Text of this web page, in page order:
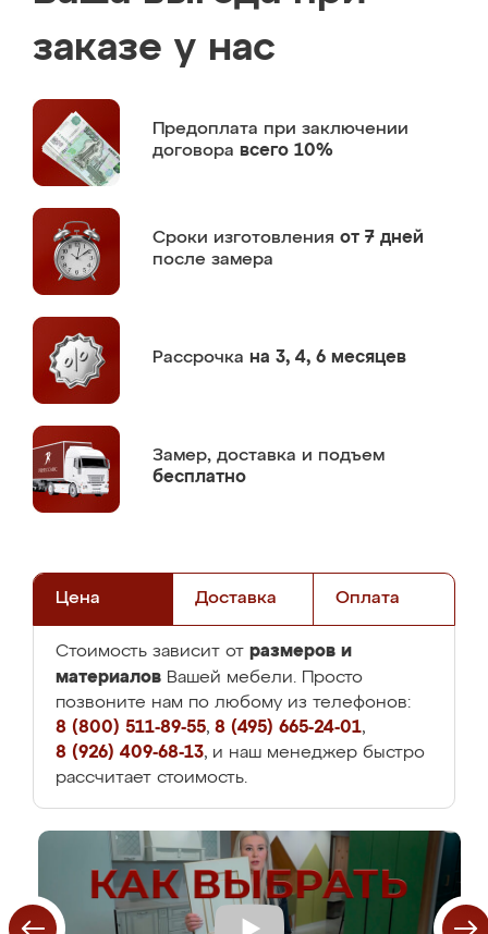
заказе у нас
Предоплата при заключении
договора всего 10%
Сроки изготовления от 7 дней
после замера
Рассрочка на 3, 4, 6 месяцев
Замер, доставка и подъем
бесплатно
Цена Доставка Оплата
Стоимость зависит от размеров и
материалов Вашей мебели. Просто
позвоните нам по любому из телефонов:
8 (800) 511-89-55, 8 (495) 665-24-01,
8 (926) 409-68-13, и наш менеджер быстро
рассчитает стоимость.